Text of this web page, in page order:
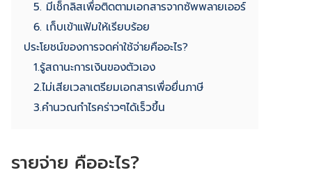
5. มีเช็กลิสเพื่อติดตามเอกสารจากซัพพลายเออร์
6. เก็บเข้าแฟ้มให้เรียบร้อย
ประโยชน์ของการจดค่าใช้จ่ายคืออะไร?
1.รู้สถานะการเงินของตัวเอง
2.ไม่เสียเวลาเตรียมเอกสารเพื่อยื่นภาษี
3.คำนวณกำไรคร่าวๆได้เร็วขึ้น
รายจ่าย คืออะไร?